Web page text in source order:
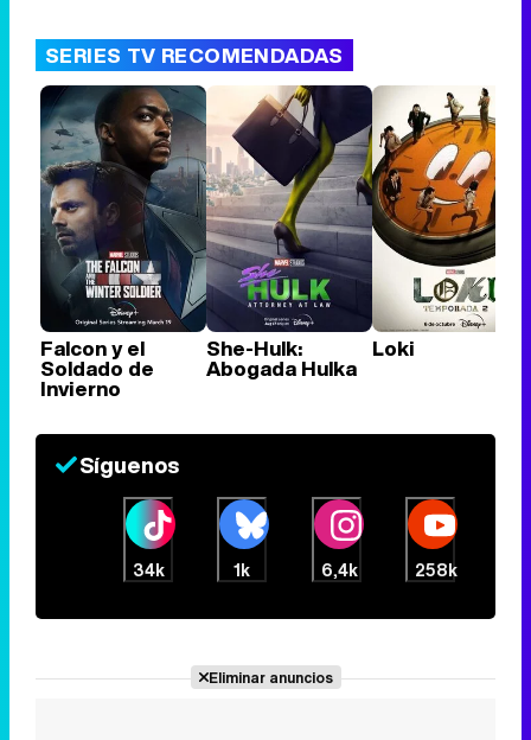
SERIES TV RECOMENDADAS
Falcon y el
Soldado de
Invierno
She-Hulk:
Abogada Hulka
Loki
Síguenos
34k 1k 6,4k 258k
Eliminar anuncios